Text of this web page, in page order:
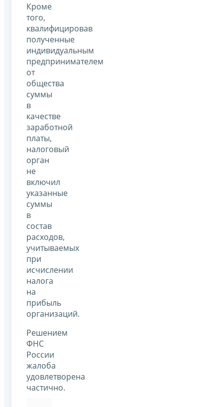
Кроме
того,
квалифицировав
полученные
индивидуальным
предпринимателем
от
общества
суммы
в
качестве
заработной
платы,
налоговый
орган
не
включил
указанные
суммы
в
состав
расходов,
учитываемых
при
исчислении
налога
на
прибыль
организаций.
Решением
ФНС
России
жалоба
удовлетворена
частично.